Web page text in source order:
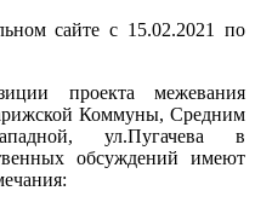
сайте с 15.02.2021 по
проекта межевания
Коммуны, Средним
ул.Пугачева в
обсуждений имеют